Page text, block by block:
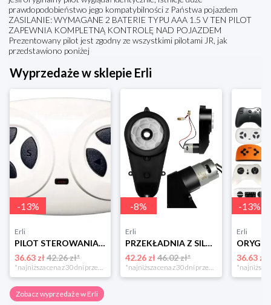
prawdopodobieństwo jego kompatybilności z Państwa pojazdem
ZASILANIE: WYMAGANE 2 BATERIE TYPU AAA 1.5 V TEN PILOT
ZAPEWNIA KOMPLETNĄ KONTROLĘ NAD POJAZDEM
Prezentowany pilot jest zgodny ze wszystkimi pilotami JR, jak
przedstawiono poniżej
Wyprzedaże w sklepie Erli
-13%
Erli
PILOT STEROWANIA 2.4G DO AUT AUTA NA AKUMULATOR Kontroler JR TYP 2
36.63 zł42.26 zł*
*najniższa cena z 30 dni przed obniżką
-8%
Erli
PRZEKŁADNIA Z SILNIKIEM 12V/20000rpm/45W Silnik Napęd do auta na akumulator
42.26 zł 46.02 zł*
*najniższa cena z 30 dni przed obniżką
-13%
Erli
36.63 zł
Zobacz wyprzedaże w Erli